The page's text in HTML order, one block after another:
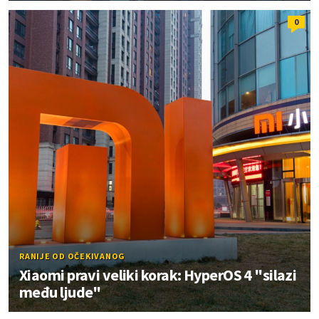
0
RANIJE OD OČEKIVANOG
Xiaomi pravi veliki korak: HyperOS 4 "silazi
među ljude"